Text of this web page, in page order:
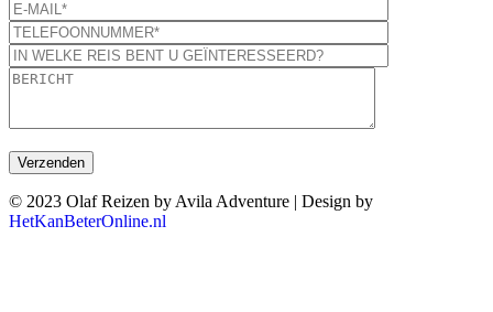
© 2023 Olaf Reizen by Avila Adventure | Design by
HetKanBeterOnline.nl